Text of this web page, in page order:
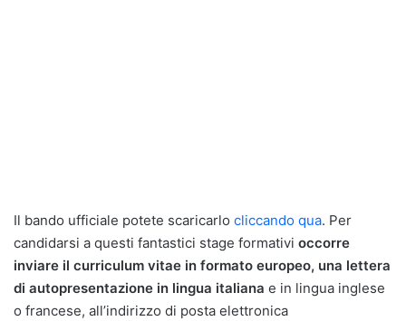
Il bando ufficiale potete scaricarlo cliccando qua. Per
candidarsi a questi fantastici stage formativi occorre
inviare il curriculum vitae in formato europeo, una lettera
di autopresentazione in lingua italiana e in lingua inglese
o francese, all’indirizzo di posta elettronica